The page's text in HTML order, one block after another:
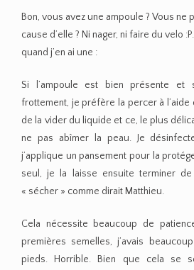
Bon, vous avez une ampoule ? Vous ne
cause d’elle ? Ni nager, ni faire du velo
quand j’en ai une :
Si l’ampoule est bien présente
frottement, je préfère la percer à l’aide
de la vider du liquide et ce, le plus
ne pas abîmer la peau. Je
j’applique un pansement pour la
seul, je la laisse ensuite terminer
« sécher » comme dirait Matthieu.
Cela nécessite beaucoup de
premières semelles, j’avais
pieds. Horrible. Bien que cela se